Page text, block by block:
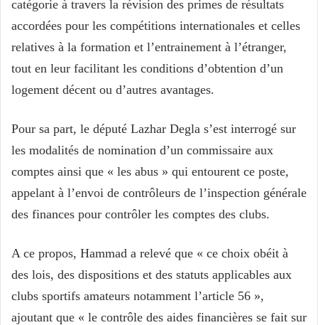
catégorie à travers la révision des primes de résultats
accordées pour les compétitions internationales et celles
relatives à la formation et l’entrainement à l’étranger,
tout en leur facilitant les conditions d’obtention d’un
logement décent ou d’autres avantages.
Pour sa part, le député Lazhar Degla s’est interrogé sur
les modalités de nomination d’un commissaire aux
comptes ainsi que « les abus » qui entourent ce poste,
appelant à l’envoi de contrôleurs de l’inspection générale
des finances pour contrôler les comptes des clubs.
A ce propos, Hammad a relevé que « ce choix obéit à
des lois, des dispositions et des statuts applicables aux
clubs sportifs amateurs notamment l’article 56 »,
ajoutant que « le contrôle des aides financières se fait sur